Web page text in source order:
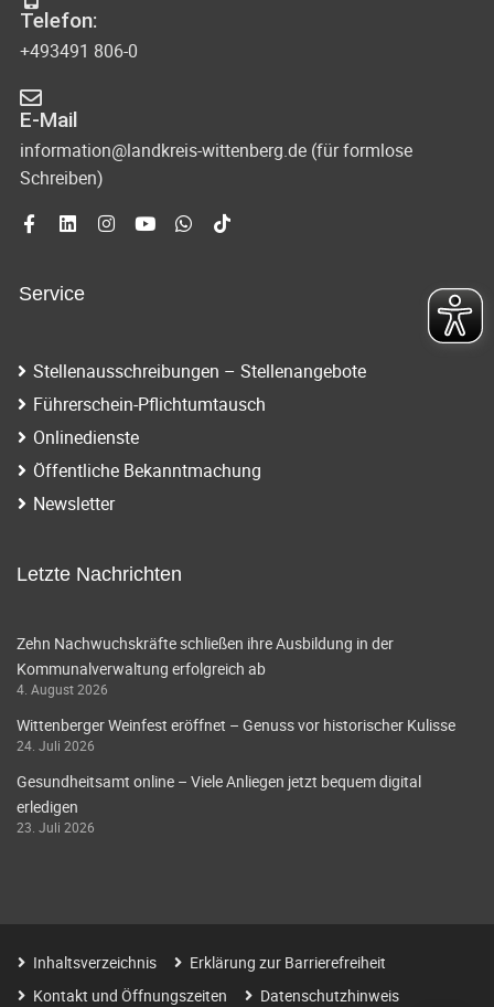
Telefon:
+493491 806-0
E-Mail
information@landkreis-wittenberg.de (für formlose
Schreiben)
Service
Stellenausschreibungen – Stellenangebote
Führerschein-Pflichtumtausch
Onlinedienste
Öffentliche Bekanntmachung
Newsletter
Letzte Nachrichten
Zehn Nachwuchskräfte schließen ihre Ausbildung in der
Kommunalverwaltung erfolgreich ab
4. August 2026
Wittenberger Weinfest eröffnet – Genuss vor historischer Kulisse
24. Juli 2026
Gesundheitsamt online – Viele Anliegen jetzt bequem digital
erledigen
23. Juli 2026
Inhaltsverzeichnis
Erklärung zur Barrierefreiheit
Kontakt und Öffnungszeiten
Datenschutzhinweis